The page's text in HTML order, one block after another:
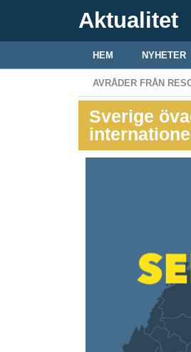
Aktualitet
HEM NYHETER
AVRÅDER FRÅN
Sverige